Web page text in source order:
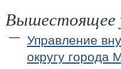
Вышестоящее
Управление
округу